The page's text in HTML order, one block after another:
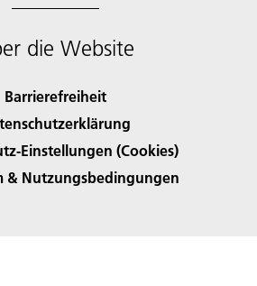
die Website
Barrierefreiheit
Einstellungen (Cookies)
& Nutzungsbedingungen